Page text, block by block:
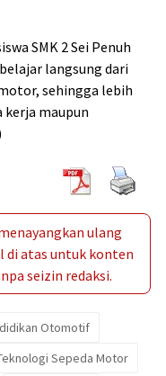
SMK 2 Sei Penuh
langsung dari
sehingga lebih
kerja maupun
ulang
di atas untuk konten
seizin redaksi.
Otomotif
Sepeda Motor